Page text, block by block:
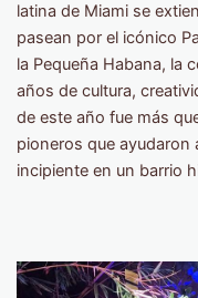
latina de Miami se
pasean por el icónico
la Pequeña Habana, la
años de cultura,
de este año fue más
pioneros que
incipiente en un barrio